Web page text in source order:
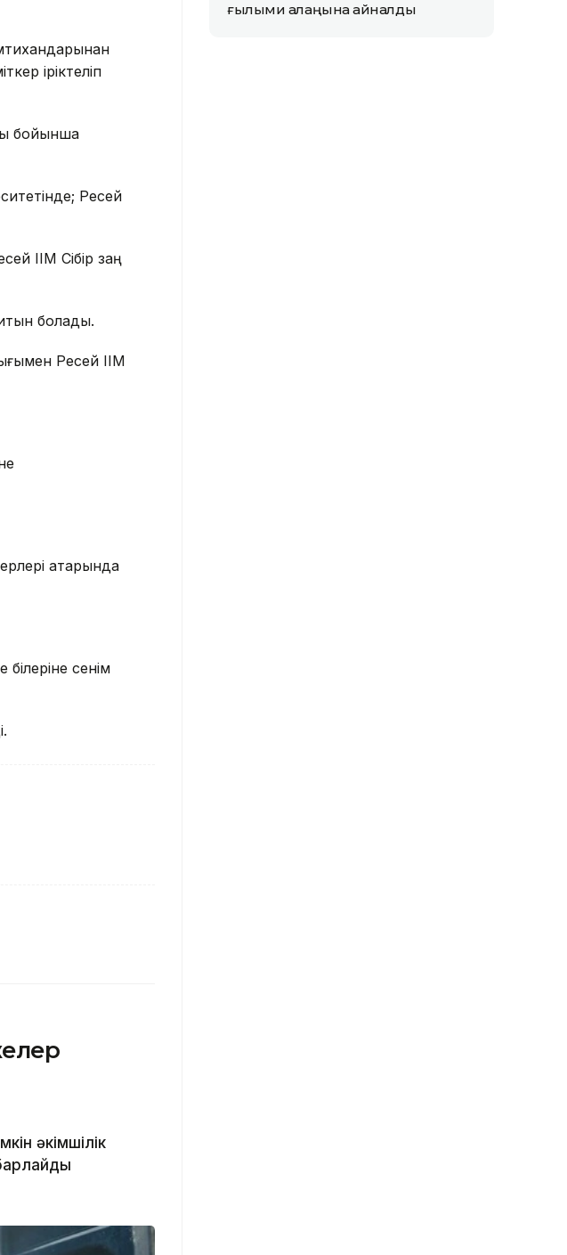
іріктеліп
бойынша
Ресей
ІІМ Сібір заң
болады.
Ресей ІІМ
қатарында
сенім
әкімшілік
ғылыми алаңына айналды